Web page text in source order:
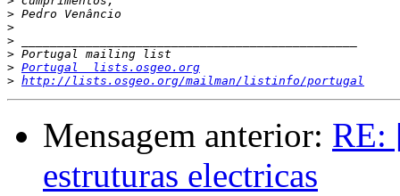
>
>
>
>
> Portugal  lists.osgeo.org
> http://lists.osgeo.org/mailman/listinfo/portugal
Mensagem anterior: RE:
estruturas electricas